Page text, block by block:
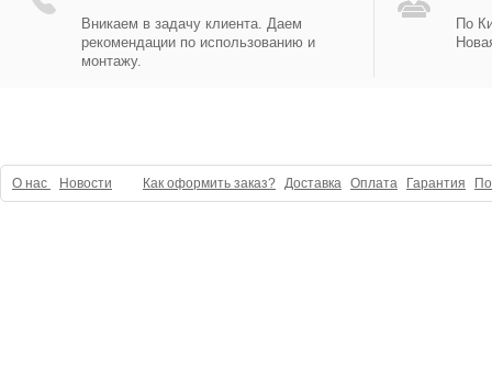
Вникаем в задачу клиента. Даем
рекомендации по использованию и
монтажу.
По
О нас Новости Как оформить заказ? Доставка Оплата Гарантия